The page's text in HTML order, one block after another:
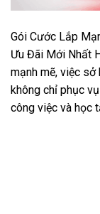
Gói Cước Lắp
Ưu Đãi Mới Nhất
mạnh mẽ, việc
không chỉ phục
công việc và học